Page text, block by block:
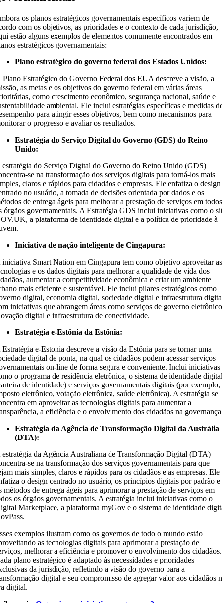
os planos estratégicos governamentais específicos variem de
com os objetivos, as prioridades e o contexto de cada jurisdição,
estão alguns exemplos de elementos comumente encontrados em
estratégicos governamentais:
Plano estratégico do governo federal dos Estados Unidos:
Plano Estratégico do Governo Federal dos EUA descreve a visão, a
as metas e os objetivos do governo federal em várias áreas
como crescimento econômico, segurança nacional, saúde e
ambiental. Ele inclui estratégias específicas e medidas
para atingir esses objetivos, bem como mecanismos para
o progresso e avaliar os resultados.
Estratégia do Serviço Digital do Governo (GDS) do Reino
Unido:
estratégia do Serviço Digital do Governo do Reino Unido (GDS)
se na transformação dos serviços digitais para torná-los mais
claros e rápidos para cidadãos e empresas. Ele enfatiza o design
no usuário, a tomada de decisões orientada por dados e os
de entrega ágeis para melhorar a prestação de serviços em todos
órgãos governamentais. A Estratégia GDS inclui iniciativas como o
a plataforma de identidade digital e a política de prioridade à
Iniciativa de nação inteligente de Cingapura:
iniciativa Smart Nation em Cingapura tem como objetivo aproveitar as
e os dados digitais para melhorar a qualidade de vida dos
aumentar a competitividade econômica e criar um ambiente
mais eficiente e sustentável. Ele inclui pilares estratégicos como
digital, economia digital, sociedade digital e infraestrutura
iniciativas que abrangem áreas como serviços de governo
digital e infraestrutura de conectividade.
Estratégia e-Estônia da Estônia:
Estratégia e-Estonia descreve a visão da Estônia para se tornar uma
digital de ponta, na qual os cidadãos podem acessar serviços
on-line de forma segura e conveniente. Inclui iniciativas
o programa de residência eletrônica, o sistema de identidade
de identidade) e serviços governamentais digitais (por exemplo,
eletrônico, votação eletrônica, saúde eletrônica). A estratégia se
em aproveitar as tecnologias digitais para aumentar a
a eficiência e o envolvimento dos cidadãos na
Estratégia da Agência de Transformação Digital da Austrália
(DTA):
estratégia da Agência Australiana de Transformação Digital (DTA)
se na transformação dos serviços governamentais para que
mais simples, claros e rápidos para os cidadãos e as empresas. Ele
o design centrado no usuário, os princípios digitais por padrão e
métodos de entrega ágeis para aprimorar a prestação de serviços em
os órgãos governamentais. A estratégia inclui iniciativas como o
Marketplace, a plataforma myGov e o sistema de identidade
exemplos ilustram como os governos de todo o mundo estão
as tecnologias digitais para aprimorar a prestação de
melhorar a eficiência e promover o envolvimento dos cidadãos.
plano estratégico é adaptado às necessidades e prioridades
da jurisdição, refletindo a visão do governo para a
digital e seu compromisso de agregar valor aos cidadãos
digital.